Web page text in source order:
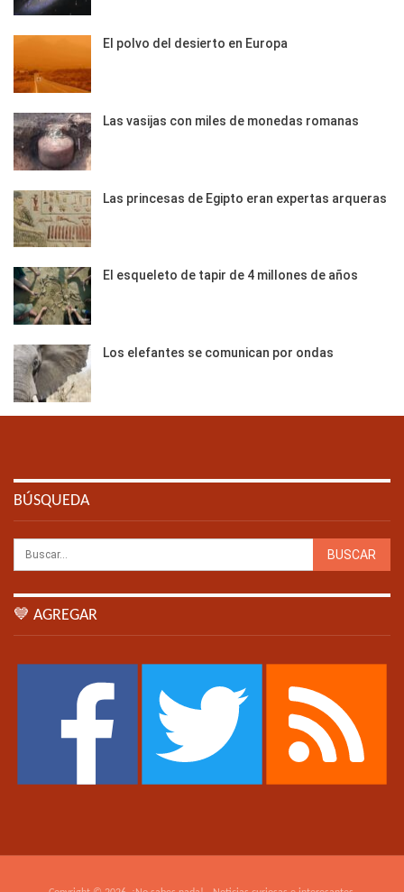
El polvo del desierto en Europa
Las vasijas con miles de monedas romanas
Las princesas de Egipto eran expertas arqueras
El esqueleto de tapir de 4 millones de años
Los elefantes se comunican por ondas
BÚSQUEDA
💙 AGREGAR